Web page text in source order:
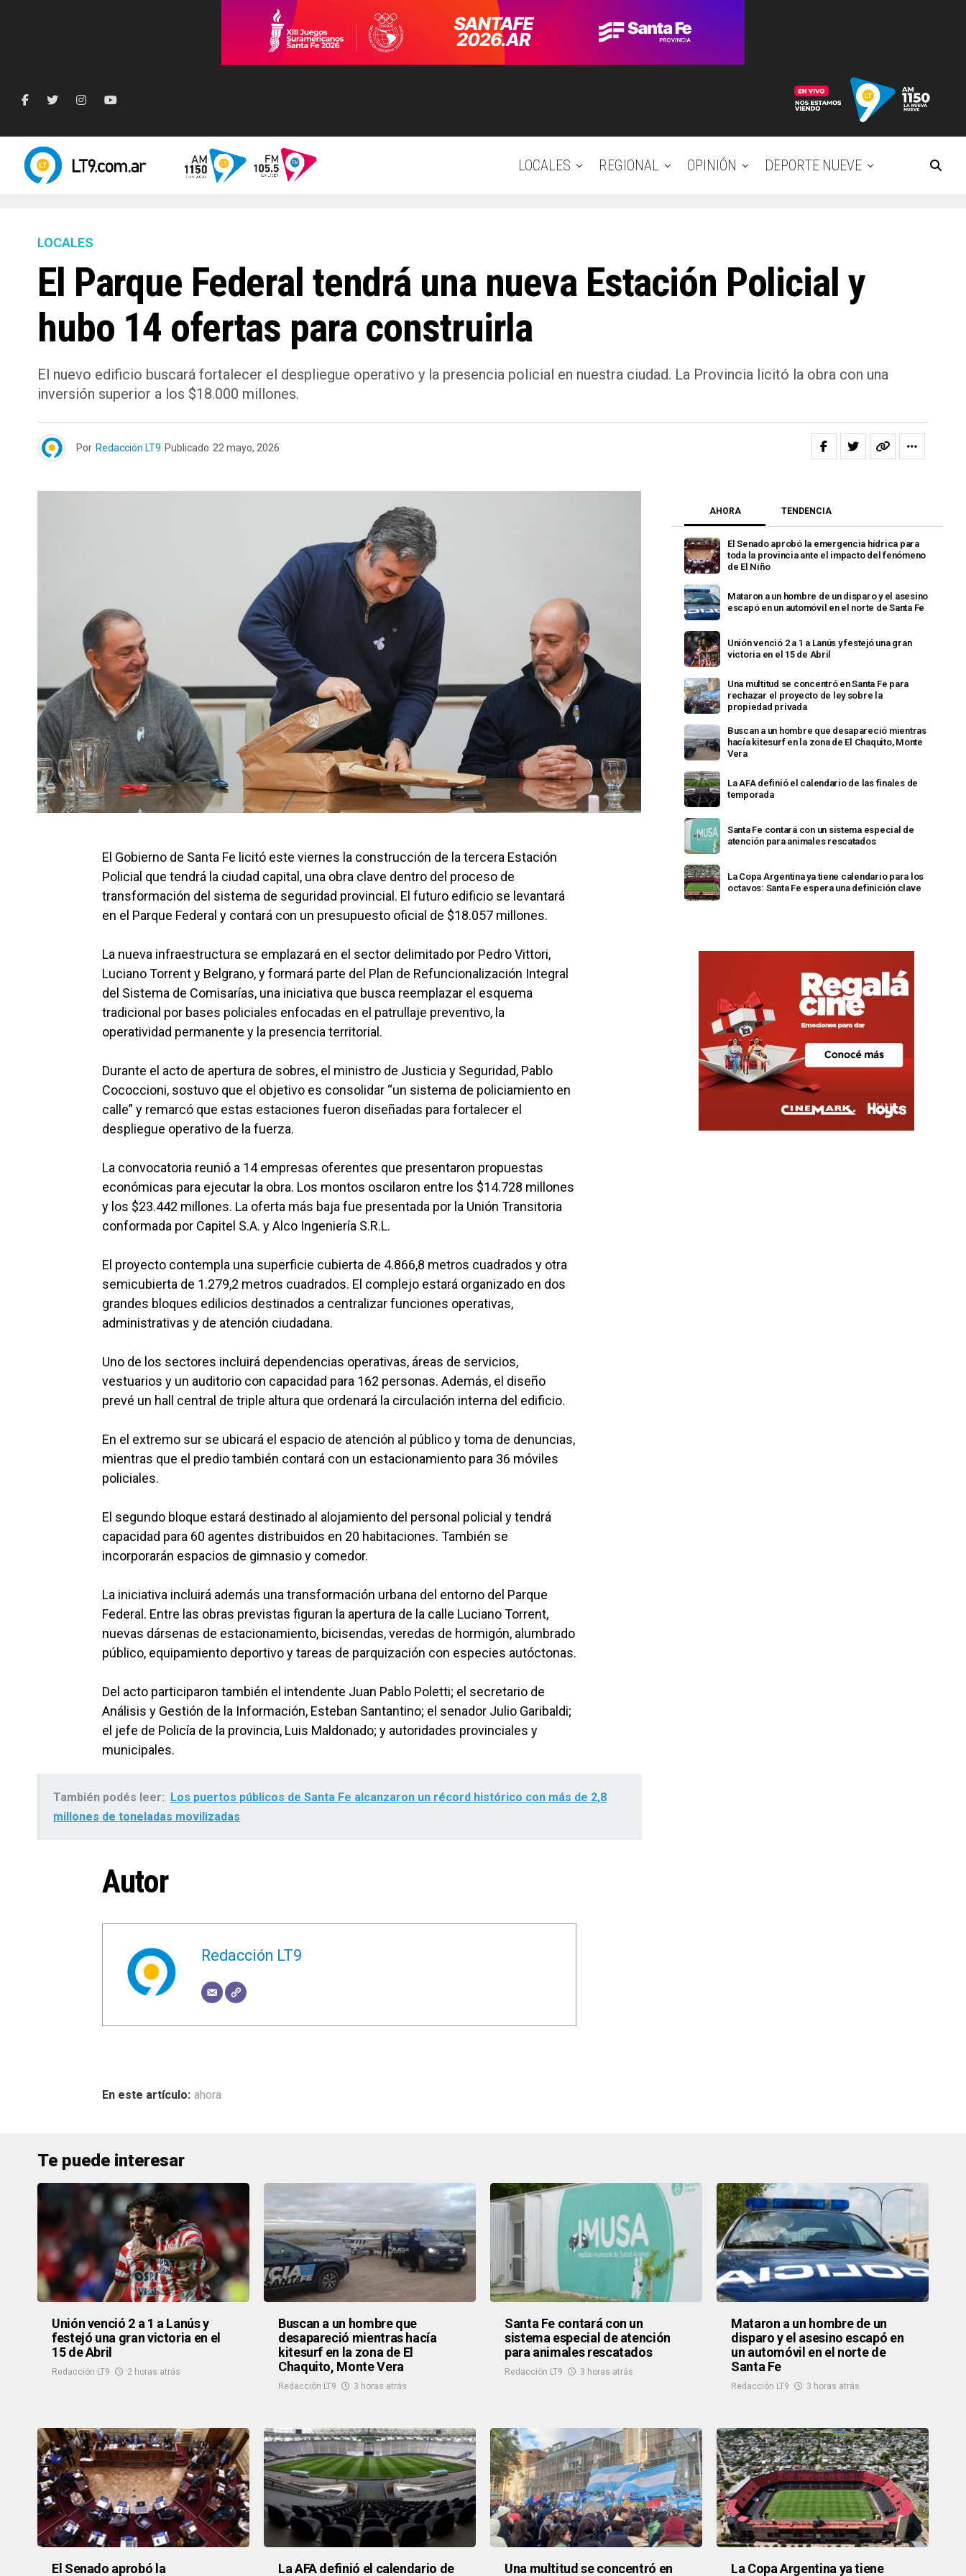
LOCALES REGIONAL OPINIÓN DEPORTE NUEVE
LOCALES
El Parque Federal tendrá una nueva Estación Policial y
hubo 14 ofertas para construirla
El nuevo edificio buscará fortalecer el despliegue operativo y la presencia policial en nuestra ciudad. La Provincia licitó la obra con una
inversión superior a los $18.000 millones.
Por Redacción LT9 Publicado 22 mayo, 2026
El Gobierno de Santa Fe licitó este viernes la construcción de la tercera Estación
Policial que tendrá la ciudad capital, una obra clave dentro del proceso de
transformación del sistema de seguridad provincial. El futuro edificio se levantará
en el Parque Federal y contará con un presupuesto oficial de $18.057 millones.
La nueva infraestructura se emplazará en el sector delimitado por Pedro Vittori,
Luciano Torrent y Belgrano, y formará parte del Plan de Refuncionalización Integral
del Sistema de Comisarías, una iniciativa que busca reemplazar el esquema
tradicional por bases policiales enfocadas en el patrullaje preventivo, la
operatividad permanente y la presencia territorial.
Durante el acto de apertura de sobres, el ministro de Justicia y Seguridad, Pablo
Cococcioni, sostuvo que el objetivo es consolidar “un sistema de policiamiento en
calle” y remarcó que estas estaciones fueron diseñadas para fortalecer el
despliegue operativo de la fuerza.
La convocatoria reunió a 14 empresas oferentes que presentaron propuestas
económicas para ejecutar la obra. Los montos oscilaron entre los $14.728 millones
y los $23.442 millones. La oferta más baja fue presentada por la Unión Transitoria
conformada por Capitel S.A. y Alco Ingeniería S.R.L.
El proyecto contempla una superficie cubierta de 4.866,8 metros cuadrados y otra
semicubierta de 1.279,2 metros cuadrados. El complejo estará organizado en dos
grandes bloques edilicios destinados a centralizar funciones operativas,
administrativas y de atención ciudadana.
Uno de los sectores incluirá dependencias operativas, áreas de servicios,
vestuarios y un auditorio con capacidad para 162 personas. Además, el diseño
prevé un hall central de triple altura que ordenará la circulación interna del edificio.
En el extremo sur se ubicará el espacio de atención al público y toma de denuncias,
mientras que el predio también contará con un estacionamiento para 36 móviles
policiales.
El segundo bloque estará destinado al alojamiento del personal policial y tendrá
capacidad para 60 agentes distribuidos en 20 habitaciones. También se
incorporarán espacios de gimnasio y comedor.
La iniciativa incluirá además una transformación urbana del entorno del Parque
Federal. Entre las obras previstas figuran la apertura de la calle Luciano Torrent,
nuevas dársenas de estacionamiento, bicisendas, veredas de hormigón, alumbrado
público, equipamiento deportivo y tareas de parquización con especies autóctonas.
Del acto participaron también el intendente Juan Pablo Poletti; el secretario de
Análisis y Gestión de la Información, Esteban Santantino; el senador Julio Garibaldi;
el jefe de Policía de la provincia, Luis Maldonado; y autoridades provinciales y
municipales.
También podés leer:
Los puertos públicos de Santa Fe alcanzaron un récord histórico con más de 2,8
millones de toneladas movilizadas
Autor
Redacción LT9
ahora
AHORA TENDENCIA
El Senado aprobó la emergencia hídrica para
toda la provincia ante el impacto del fenómeno
de El Niño
Mataron a un hombre de un disparo y el asesino
escapó en un automóvil en el norte de Santa Fe
Unión venció 2 a 1 a Lanús y festejó una gran
victoria en el 15 de Abril
Una multitud se concentró en Santa Fe para
rechazar el proyecto de ley sobre la
propiedad privada
Buscan a un hombre que desapareció mientras
hacía kitesurf en la zona de El Chaquito, Monte
Vera
La AFA definió el calendario de las finales de
temporada
Santa Fe contará con un sistema especial de
atención para animales rescatados
La Copa Argentina ya tiene calendario para los
octavos: Santa Fe espera una definición clave
Te puede interesar
Unión venció 2 a 1 a Lanús y
festejó una gran victoria en el
15 de Abril
Redacción LT9 2 horas atrás
Buscan a un hombre que
desapareció mientras hacía
kitesurf en la zona de El
Chaquito, Monte Vera
Redacción LT9 3 horas atrás
Santa Fe contará con un
sistema especial de atención
para animales rescatados
Redacción LT9 3 horas atrás
Mataron a un hombre de un
disparo y el asesino escapó en
un automóvil en el norte de
Santa Fe
Redacción LT9 3 horas atrás
El Senado aprobó la
La AFA definió el calendario de
Una multitud se concentró en
La Copa Argentina ya tiene